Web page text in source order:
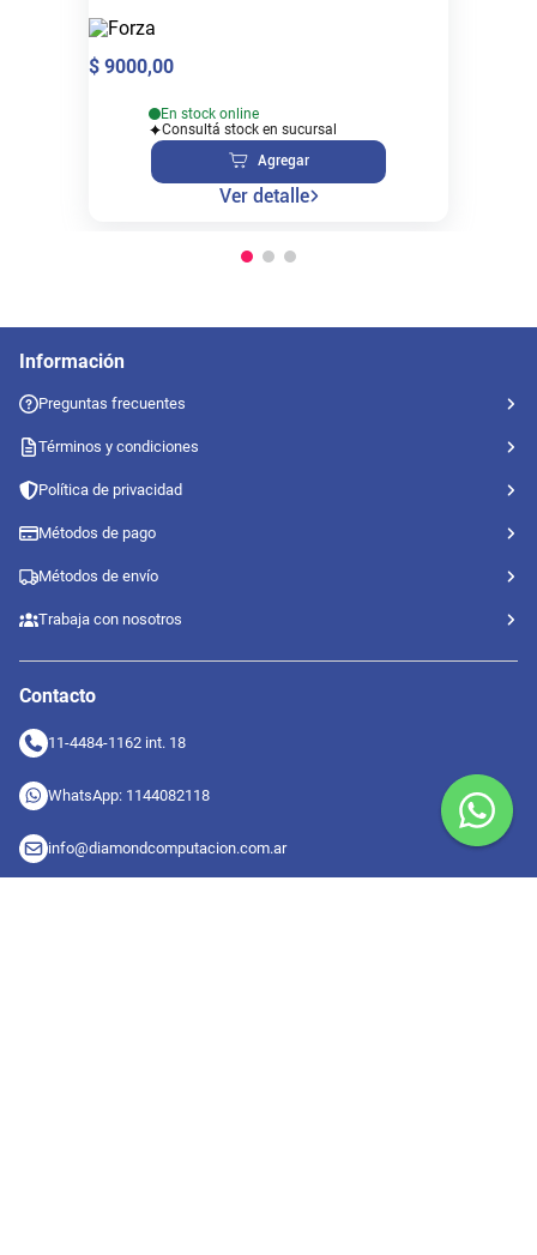
$ 9000,00
En stock online
Consultá stock en sucursal
Agregar
Ver detalle
Información
Preguntas frecuentes
Términos y condiciones
Política de privacidad
Métodos de pago
Métodos de envío
Trabaja con nosotros
Contacto
11-4484-1162 int. 18
WhatsApp: 1144082118
info@diamondcomputacion.com.ar